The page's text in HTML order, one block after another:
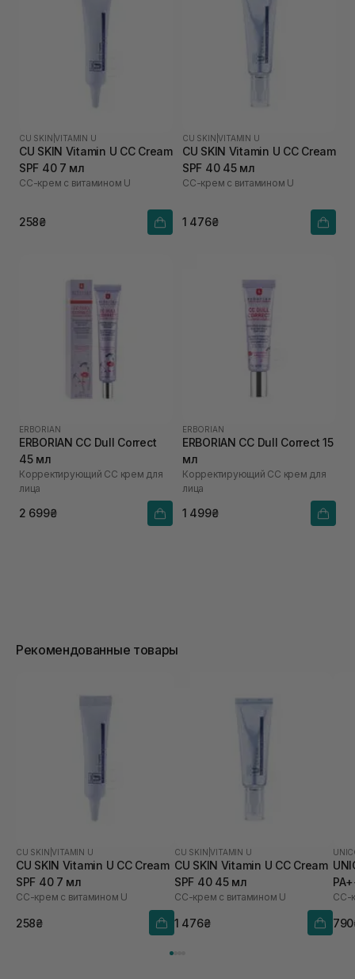
CU SKIN |VITAMIN U
CU SKIN Vitamin U CC Cream
SPF 40 7 мл
СС-крем с витамином U
258₴
CU SKIN |VITAMIN U
CU SKIN Vitamin U CC Cream
SPF 40 45 мл
СС-крем с витамином U
1 476₴
ERBORIAN
ERBORIAN CC Dull Correct
45 мл
Корректирующий СС крем для
лица
2 699₴
ERBORIAN
ERBORIAN CC Dull Correct 15
мл
Корректирующий СС крем для
лица
1 499₴
Рекомендованные товары
CU SKIN |VITAMIN U
CU SKIN Vitamin U CC Cream
SPF 40 7 мл
СС-крем с витамином U
258₴
CU SKIN |VITAMIN U
CU SKIN Vitamin U CC Cream
SPF 40 45 мл
СС-крем с витамином U
1 476₴